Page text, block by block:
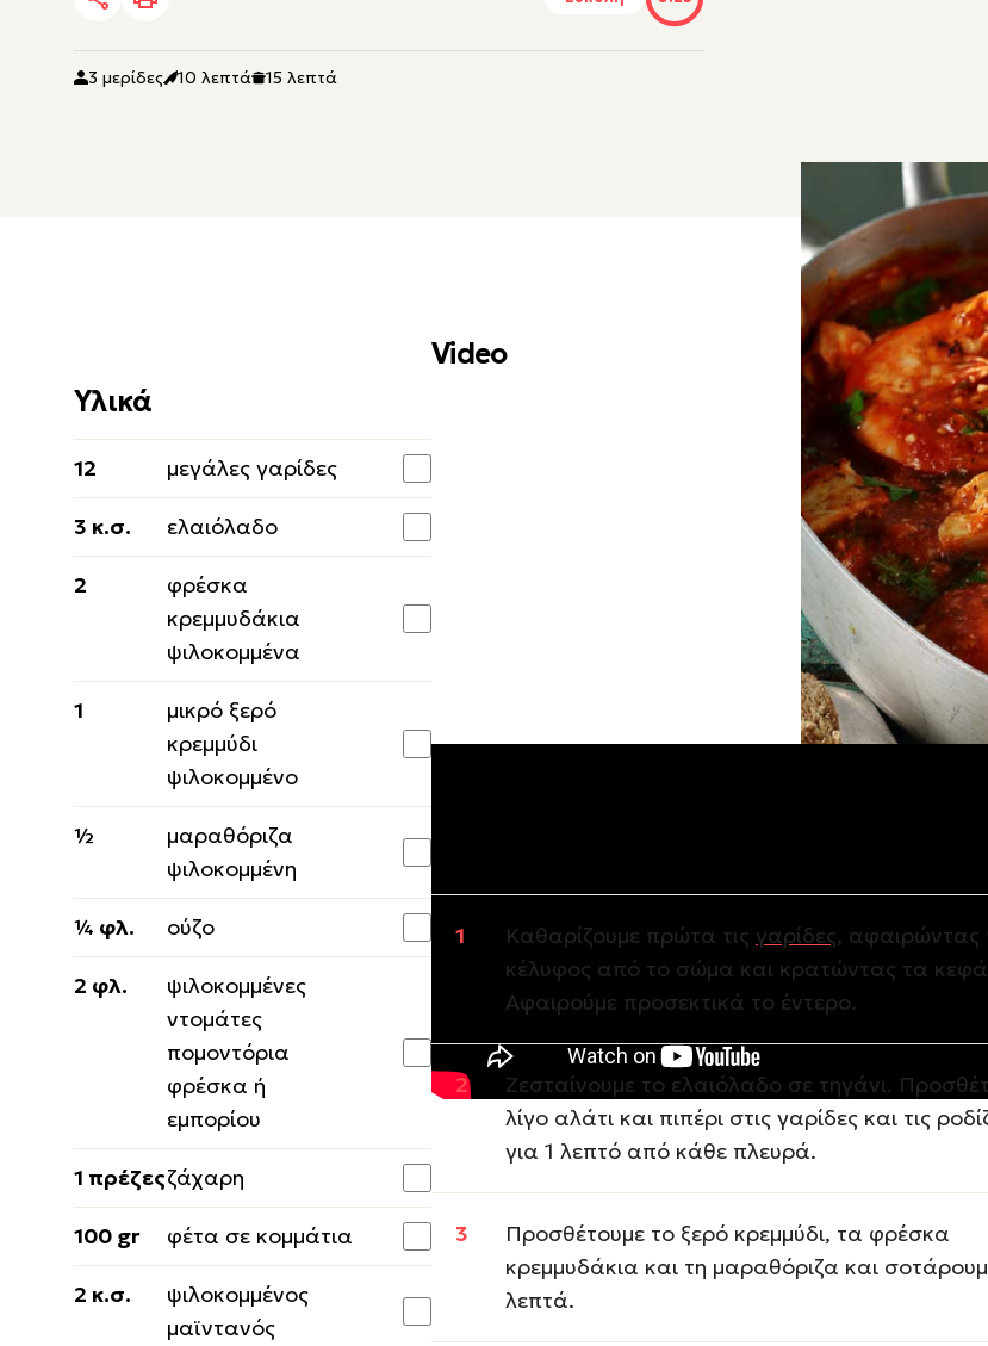
3 μερίδες 10 λεπτά 15 λεπτά
Υλικά
12 μεγάλες γαρίδες
3 κ.σ. ελαιόλαδο
2
φρέσκα
κρεμμυδάκια
ψιλοκομμένα
1
μικρό ξερό
κρεμμύδι
ψιλοκομμένο
½
μαραθόριζα
ψιλοκομμένη
¼ φλ. ούζο
2 φλ.
ψιλοκομμένες
ντομάτες
πομοντόρια
φρέσκα ή
εμπορίου
1 πρέζεςζάχαρη
100 gr φέτα σε κομμάτια
2 κ.σ.
ψιλοκομμένος
μαϊντανός
Video
Καθαρίζουμε πρώτα τις γαρίδες, αφαιρώντας
κέλυφος από το σώμα και κρατώντας τα
Αφαιρούμε προσεκτικά το έντερο.
Ζεσταίνουμε το ελαιόλαδο σε τηγάνι.
λίγο αλάτι και πιπέρι στις γαρίδες και τις
για 1 λεπτό από κάθε πλευρά.
Προσθέτουμε το ξερό κρεμμύδι, τα φρέσκα
κρεμμυδάκια και τη μαραθόριζα και
λεπτά.